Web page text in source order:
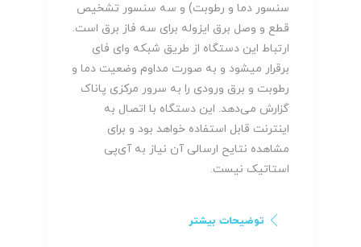
سنسور دما و رطوبت) و سه سنسور تشخیص
قطع و وصل برق ایزوله برای سه فاز برق است.
ارتباط این دستگاه از طریق شبکه وای فای
برقرار میشود و به صورت مداوم وضعیت دما و
رطوبت و برق ورودی را به سرور مرکزی پاناک
گزارش می‌دهد. این دستگاه با اتصال به
اینترنت قابل استفاده خواهد بود و برای
مشاهده نتایح ارسالی آن نیاز به آی‌پی
استاتیک نیست.
توضیحات بیشتر